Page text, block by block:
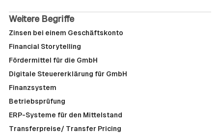
Weitere Begriffe
Zinsen bei einem Geschäftskonto
Financial Storytelling
Fördermittel für die GmbH
Digitale Steuererklärung für GmbH
Finanzsystem
Betriebsprüfung
ERP-Systeme für den Mittelstand
Transferpreise/ Transfer Pricing